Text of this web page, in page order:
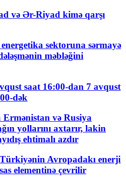
və Ər-Riyad kimə qarşı
sektoruna sərmayə
məbləğini
saat 16:00-dan 7 avqust
dək
Ermənistan və Rusiya
yollarını axtarır, lakin
ehtimalı azdır
Avropadakı enerji
elementinə çevrilir